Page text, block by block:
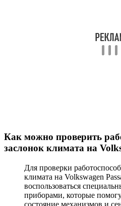
Как можно проверить
заслонок климата на
Для проверки
климата на Volkswagen
воспользоваться
приборами, которые